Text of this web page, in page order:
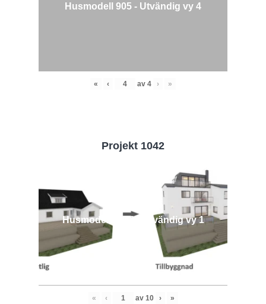
Husmodell 905 - Utvändig vy 4
« ‹ av 4 › »
Projekt 1042
Husmodell 1042 - Utvändig vy 1
« ‹ av 10 › »